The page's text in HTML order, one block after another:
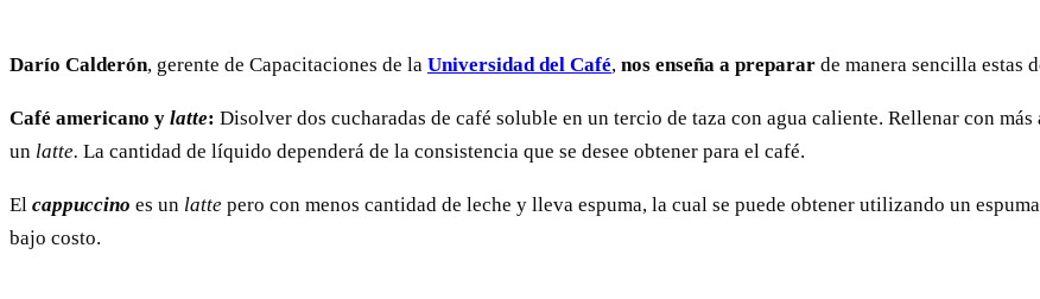
Darío Calderón, gerente de Capacitaciones de la Universidad del Café, nos enseña a preparar de manera sencilla estas
Café americano y latte: Disolver dos cucharadas de café soluble en un tercio de taza con agua caliente. Rellenar con
un latte. La cantidad de líquido dependerá de la consistencia que se desee obtener para el café.
El cappuccino es un latte pero con menos cantidad de leche y lleva espuma, la cual se puede obtener utilizando un
bajo costo.